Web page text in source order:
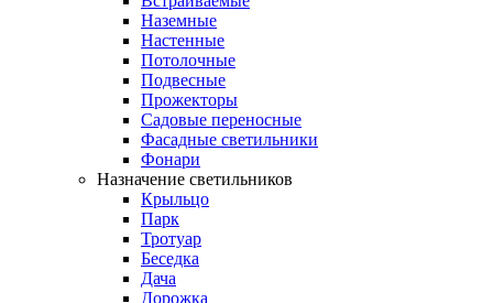
Наземные
Настенные
Потолочные
Подвесные
Прожекторы
Садовые переносные
Фасадные светильники
Фонари
Назначение светильников
Крыльцо
Парк
Тротуар
Беседка
Дача
Дорожка